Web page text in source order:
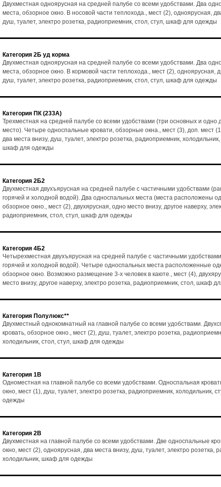
Двухместная одноярусная на средней палубе со всеми удобствами. Два
места, обзорное окно. В носовой части теплохода., мест (2), одноярусная,
душ, туалет, электро розетка, радиоприемник, стол, стул, шкаф для одежды
Категория 2Б уд корма
Двухместная одноярусная на средней палубе со всеми удобствами. Два
места, обзорное окно. В кормовой части теплохода., мест (2), одноярусная,
душ, туалет, электро розетка, радиоприемник, стол, стул, шкаф для одежды
Категория ПК (233А)
Трехместная на средней палубе со всеми удобствами (три основных и одно
место). Четыре односпальные кровати, обзорные окна., мест (3), доп. мест
два места внизу, душ, туалет, электро розетка, радиоприемник, холодильник,
шкаф для одежды
Категория 2Б2
Двухместная двухъярусная на средней палубе с частичными удобствами
горячей и холодной водой). Два односпальных места (места расположены
обзорное окно., мест (2), двухярусная, одно место внизу, другое наверху,
радиоприемник, стол, стул, шкаф для одежды
Категория 4Б2
Четырехместная двухъярусная на средней палубе с частичными
горячей и холодной водой). Четыре односпальных места расположенные
обзорное окно. Возможно размещение 3-х человек в каюте., мест (4),
место внизу, другое наверху, электро розетка, радиоприемник, стол, шкаф
Категория Полулюкс**
Двухместный однокомнатный на главной палубе со всеми удобствами.
кровать, обзорное окно., мест (2), душ, туалет, электро розетка,
холодильник, стол, стул, шкаф для одежды
Категория 1В
Одноместная на главной палубе со всеми удобствами. Односпальная
окно, мест (1), душ, туалет, электро розетка, радиоприемник, холодильник,
одежды
Категория 2В
Двухместная на главной палубе со всеми удобствами. Две односпальные
окно, мест (2), одноярусная, два места внизу, душ, туалет, электро розетка,
холодильник, шкаф для одежды